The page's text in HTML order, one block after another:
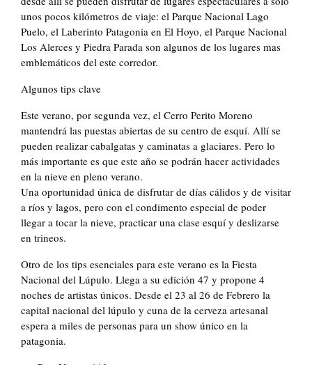
unos pocos kilómetros de viaje: el Parque Nacional Lago
Puelo, el Laberinto Patagonia en El Hoyo, el Parque Nacional
Los Alerces y Piedra Parada son algunos de los lugares mas
emblemáticos del este corredor.
Algunos tips clave
Este verano, por segunda vez, el Cerro Perito Moreno
mantendrá las puestas abiertas de su centro de esquí. Allí se
pueden realizar cabalgatas y caminatas a glaciares. Pero lo
más importante es que este año se podrán hacer actividades
en la nieve en pleno verano.
Una oportunidad única de disfrutar de días cálidos y de visitar
a ríos y lagos, pero con el condimento especial de poder
llegar a tocar la nieve, practicar una clase esquí y deslizarse
en trineos.
Otro de los tips esenciales para este verano es la Fiesta
Nacional del Lúpulo. Llega a su edición 47 y propone 4
noches de artistas únicos. Desde el 23 al 26 de Febrero la
capital nacional del lúpulo y cuna de la cerveza artesanal
espera a miles de personas para un show único en la
patagonia.